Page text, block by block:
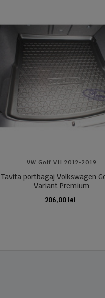
VW Golf VII 2012-2019
Tavita portbagaj Volkswagen
Variant Premium
206,00 lei
ADAUGA IN COS